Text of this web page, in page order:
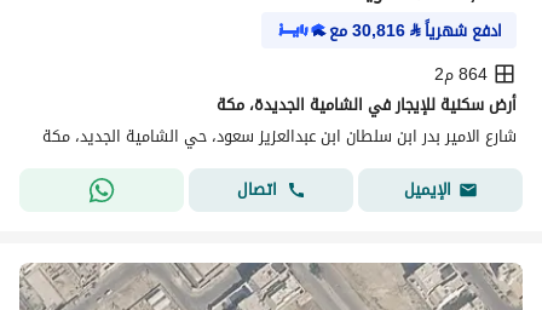
ادفع شهرياً⃁
30,816مع
864 م2
أرض سكنية للإيجار في الشامية الجديدة، مكة
شارع الامير بدر ابن سلطان ابن عبدالعزيز سعود، حي الشامية الجديد، مكة
الإيميل
اتصال